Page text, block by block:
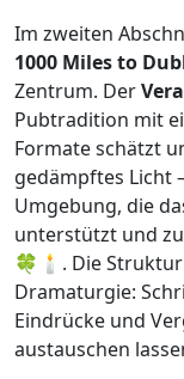
Im zweiten
1000 Miles to
Zentrum. Der
Pubtradition mit
Formate schätzt
gedämpftes Licht
Umgebung, die
unterstützt und
🍀🕯️. Die Struktur
Dramaturgie:
Eindrücke und
austauschen